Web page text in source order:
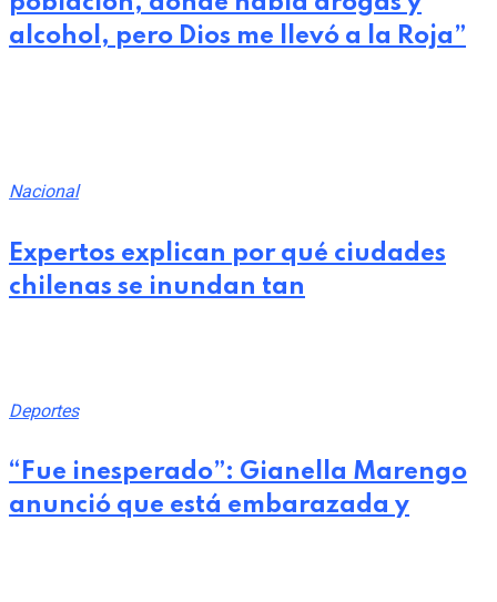
alcohol, pero Dios me llevó a la Roja”
Nacional
Expertos explican por qué ciudades
chilenas se inundan tan
Deportes
“Fue inesperado”: Gianella Marengo
anunció que está embarazada y